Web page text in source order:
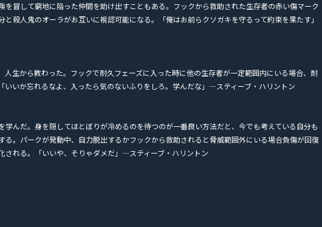
を冒して窮地に陥った仲間を助け出すこともある。フックから救助された生存者の赤い傷マーク
殺人鬼のオーラがお互いに視認可能になる。「俺はお前らクソガキを守るって約束を果たす」
人生から教わった。フックで耐久フェーズに入った時に他の生存者が一定範囲内にいる場合、耐
いいか忘れるなよ、入ったら気のないふりをしろ。学んだな」―スティーブ・ハリントン
学んだ。身を隠してほとぼりが冷めるのを待つのが一番良い方法だと、今でも考えている自分も
る。パークが発動中、自力脱出するかフックから救助されると脅威範囲外にいる場合負傷が回復
される。「いいや、そりゃダメだ」―スティーブ・ハリントン